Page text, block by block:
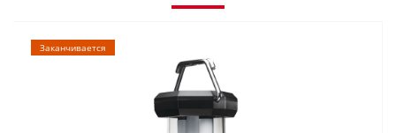
Заканчивается